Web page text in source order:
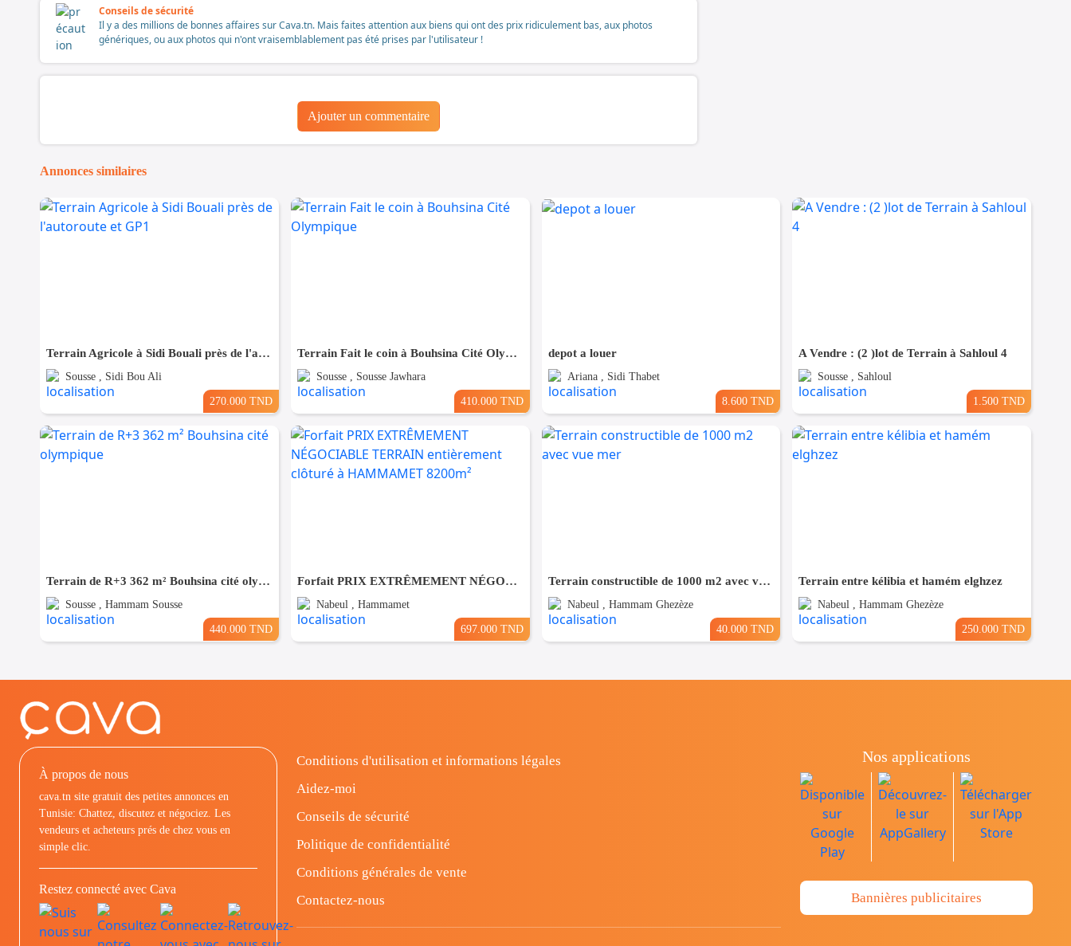
Conseils de sécurité
Il y a des millions de bonnes affaires sur Cava.tn. Mais faites attention aux biens qui ont des prix ridiculement bas, aux photos
génériques, ou aux photos qui n'ont vraisemblablement pas été prises par l'utilisateur !
Ajouter un commentaire
Annonces similaires
Terrain Agricole à Sidi Bouali près de l'autoroute et GP1
Sousse , Sidi Bou Ali
270.000 TND
Terrain Fait le coin à Bouhsina Cité Olympique
Sousse , Sousse Jawhara
410.000 TND
depot a louer
Ariana , Sidi Thabet
8.600 TND
A Vendre : (2 )lot de Terrain à Sahloul 4
Sousse , Sahloul
1.500 TND
Terrain de R+3 362 m² Bouhsina cité olympique
Sousse , Hammam Sousse
440.000 TND
Forfait PRIX EXTRÊMEMENT NÉGOCIABLE TERRAIN entièrement clôturé à HAMMAMET 8200m²
Nabeul , Hammamet
697.000 TND
Terrain constructible de 1000 m2 avec vue mer
Nabeul , Hammam Ghezèze
40.000 TND
Terrain entre kélibia et hamém elghzez
Nabeul , Hammam Ghezèze
250.000 TND
À propos de nous
cava.tn site gratuit des petites annonces en
Tunisie: Chattez, discutez et négociez. Les
vendeurs et acheteurs prés de chez vous en
simple clic.
Restez connecté avec Cava
Conditions d'utilisation et informations légales
Aidez-moi
Conseils de sécurité
Politique de confidentialité
Conditions générales de vente
Contactez-nous
Nos applications
Bannières publicitaires